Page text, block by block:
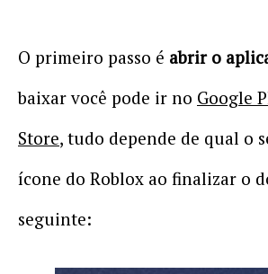
O primeiro passo é abrir o
baixar você pode ir no Google
Store, tudo depende de qual o
ícone do Roblox ao finalizar o
seguinte: